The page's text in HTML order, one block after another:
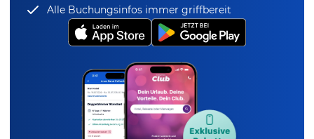
Alle Buchungsinfos immer griffbereit